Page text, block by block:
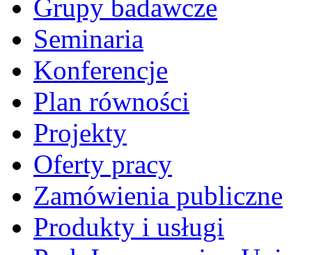
Grupy badawcze
Seminaria
Konferencje
Plan równości
Projekty
Oferty pracy
Zamówienia publiczne
Produkty i usługi